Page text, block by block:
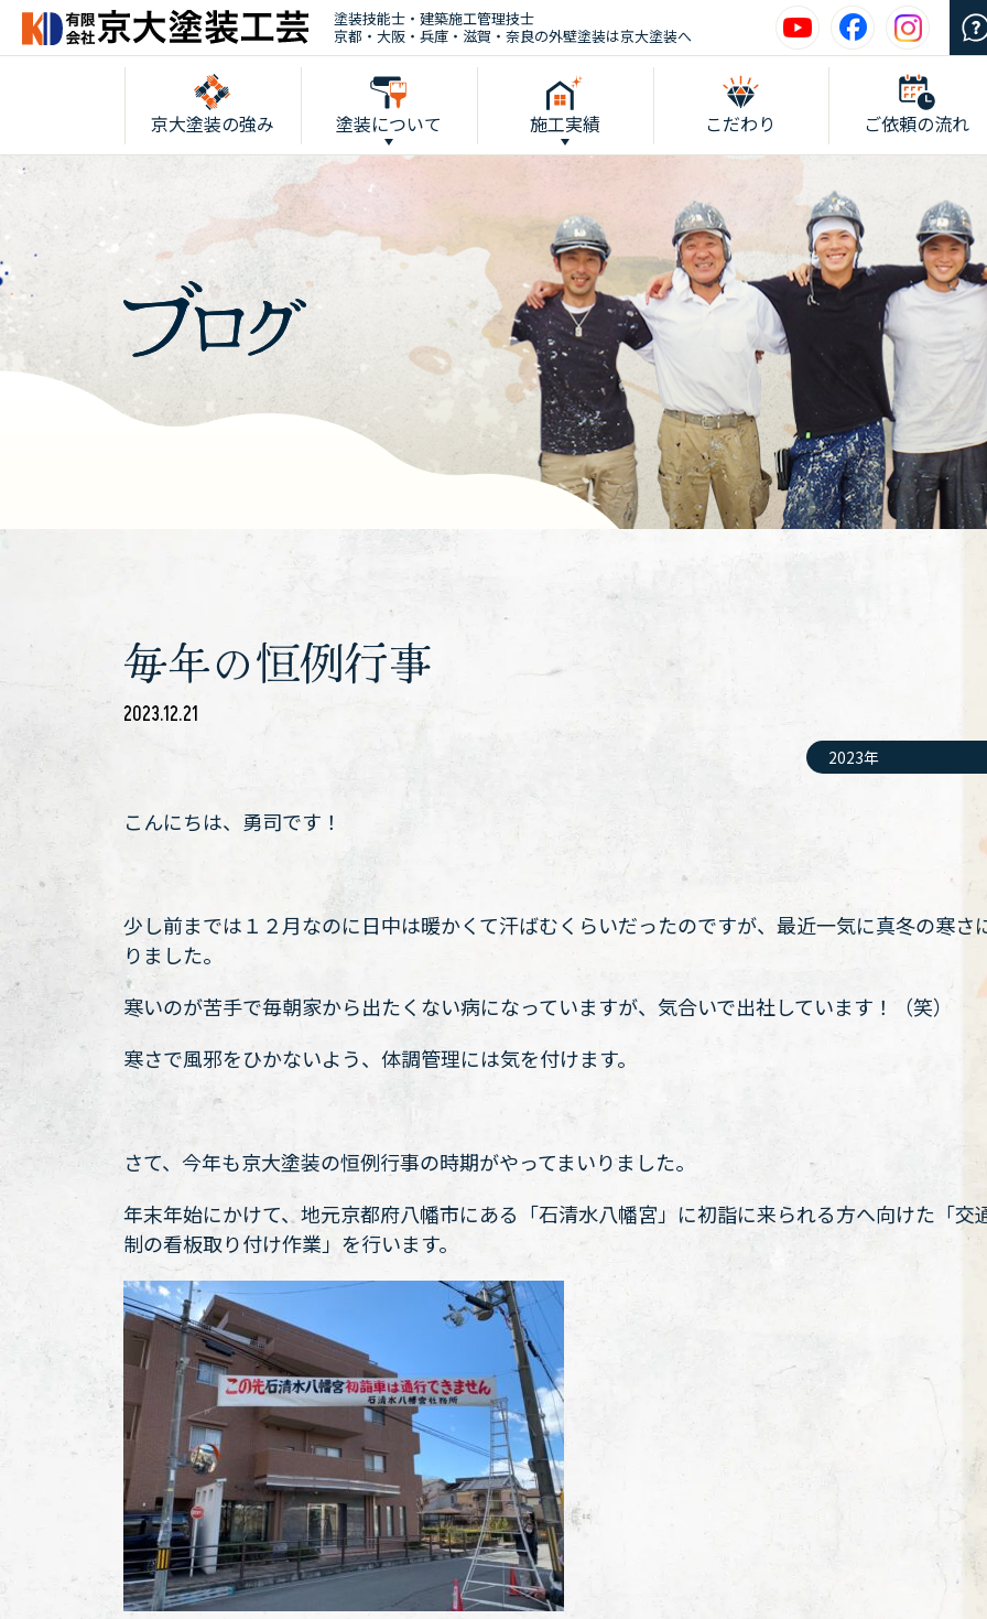
塗装技能士・建築施工管理技士
京都・大阪・兵庫・滋賀・奈良の外壁塗装は京大塗装へ
京大塗装の強み 塗装について 施工実績 こだわり ご依頼の流れ
毎年の恒例行事
2023.12.21
2023年
こんにちは、勇司です！
少し前までは１２月なのに日中は暖かくて汗ばむくらいだったのですが、最近一気に真冬の寒さ
りました。
寒いのが苦手で毎朝家から出たくない病になっていますが、気合いで出社しています！（笑）
寒さで風邪をひかないよう、体調管理には気を付けます。
さて、今年も京大塗装の恒例行事の時期がやってまいりました。
年末年始にかけて、地元京都府八幡市にある「石清水八幡宮」に初詣に来られる方へ向けた「交
制の看板取り付け作業」を行います。